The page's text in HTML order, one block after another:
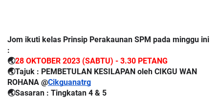
Jom ikuti kelas Prinsip Perakaunan SPM pada minggu ini
:
🌏28 OKTOBER 2023 (SABTU) - 3.30 PETANG
🌏Tajuk : PEMBETULAN KESILAPAN oleh CIKGU WAN
ROHANA @Cikguanatrg
🌏Sasaran : Tingkatan 4 & 5